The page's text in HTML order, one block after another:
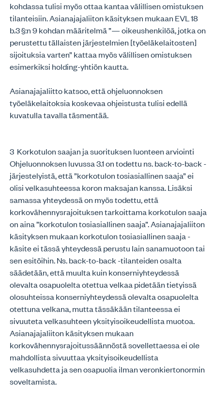
kohdassa tulisi myös ottaa kantaa välillisen omistuksen
tilanteisiin. Asianajajaliiton käsityksen mukaan EVL 18
b.3 §:n 9 kohdan määritelmä ”— oikeushenkilöä, jotka on
perustettu tällaisten järjestelmien [työeläkelaitosten]
sijoituksia varten” kattaa myös välillisen omistuksen
esimerkiksi holding-yhtiön kautta.
Asianajajaliitto katsoo, että ohjeluonnoksen
työeläkelaitoksia koskevaa ohjeistusta tulisi edellä
kuvatulla tavalla täsmentää.
3 Korkotulon saajan ja suorituksen luonteen arviointi
Ohjeluonnoksen luvussa 3.1 on todettu ns. back-to-back -
järjestelyistä, että ”korkotulon tosiasiallinen saaja” ei
olisi velkasuhteessa koron maksajan kanssa. Lisäksi
samassa yhteydessä on myös todettu, että
korkovähennysrajoituksen tarkoittama korkotulon saaja
on aina ”korkotulon tosiasiallinen saaja”. Asianajajaliiton
käsityksen mukaan korkotulon tosiasiallinen saaja -
käsite ei tässä yhteydessä perustu lain sanamuotoon tai
sen esitöihin. Ns. back-to-back -tilanteiden osalta
säädetään, että muulta kuin konserniyhteydessä
olevalta osapuolelta otettua velkaa pidetään tietyissä
olosuhteissa konserniyhteydessä olevalta osapuolelta
otettuna velkana, mutta tässäkään tilanteessa ei
sivuuteta velkasuhteen yksityisoikeudellista muotoa.
Asianajajaliiton käsityksen mukaan
korkovähennysrajoitussäännöstä sovellettaessa ei ole
mahdollista sivuuttaa yksityisoikeudellista
velkasuhdetta ja sen osapuolia ilman veronkiertonormin
soveltamista.